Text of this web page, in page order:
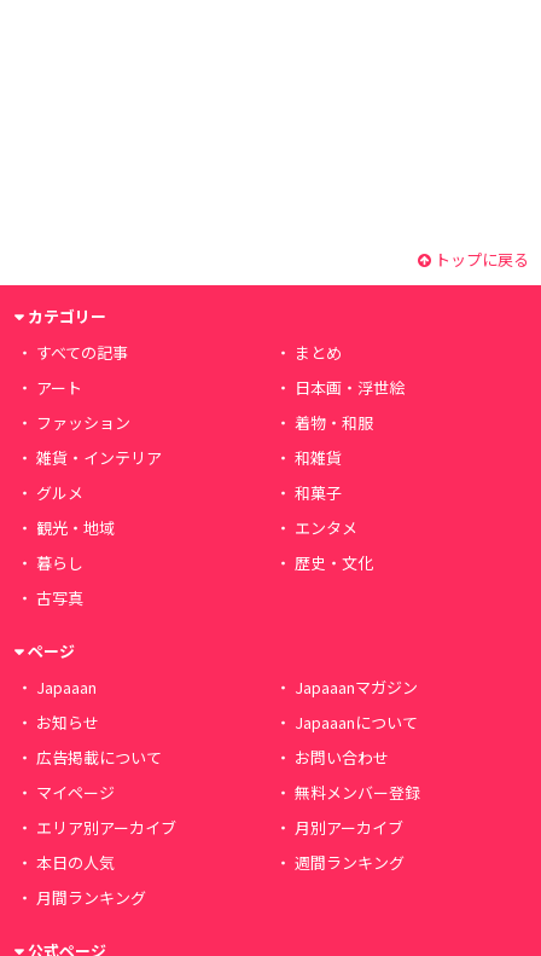
トップに戻る
カテゴリー
すべての記事
まとめ
アート
日本画・浮世絵
ファッション
着物・和服
雑貨・インテリア
和雑貨
グルメ
和菓子
観光・地域
エンタメ
暮らし
歴史・文化
古写真
ページ
Japaaan
Japaaanマガジン
お知らせ
Japaaanについて
広告掲載について
お問い合わせ
マイページ
無料メンバー登録
エリア別アーカイブ
月別アーカイブ
本日の人気
週間ランキング
月間ランキング
公式ページ